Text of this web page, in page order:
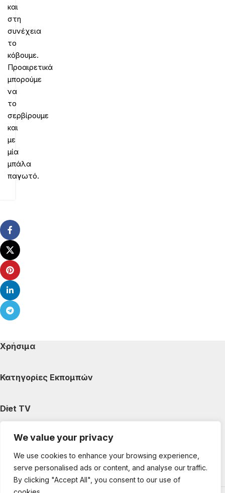
We value your privacy
We use cookies to enhance your browsing experience,
serve personalised ads or content, and analyse our traffic.
By clicking "Accept All", you consent to our use of
και
στη
συνέχεια
το
κόβουμε.
Προαιρετικά
μπορούμε
να
το
σερβίρουμε
και
με
μία
μπάλα
παγωτό.
Χρήσιμα
Κατηγορίες Εκπομπών
Diet TV
Κατηγορίες Άρθρων
Ακολουθήστε μας